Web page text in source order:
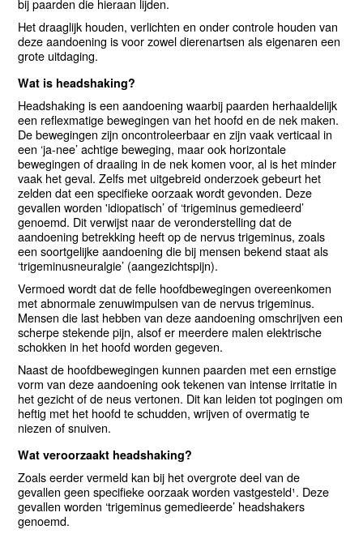
bij paarden die hieraan lijden.
Het draaglijk houden, verlichten en onder controle houden van
deze aandoening is voor zowel dierenartsen als eigenaren een
grote uitdaging.
Wat is headshaking?
Headshaking is een aandoening waarbij paarden herhaaldelijk
een reflexmatige bewegingen van het hoofd en de nek maken.
De bewegingen zijn oncontroleerbaar en zijn vaak verticaal in
een ‘ja-nee’ achtige beweging, maar ook horizontale
bewegingen of draaiing in de nek komen voor, al is het minder
vaak het geval. Zelfs met uitgebreid onderzoek gebeurt het
zelden dat een specifieke oorzaak wordt gevonden. Deze
gevallen worden 'idiopatisch’ of ‘trigeminus gemedieerd’
genoemd. Dit verwijst naar de veronderstelling dat de
aandoening betrekking heeft op de nervus trigeminus, zoals
een soortgelijke aandoening die bij mensen bekend staat als
‘trigeminusneuralgie’ (aangezichtspijn).
Vermoed wordt dat de felle hoofdbewegingen overeenkomen
met abnormale zenuwimpulsen van de nervus trigeminus.
Mensen die last hebben van deze aandoening omschrijven een
scherpe stekende pijn, alsof er meerdere malen elektrische
schokken in het hoofd worden gegeven.
Naast de hoofdbewegingen kunnen paarden met een ernstige
vorm van deze aandoening ook tekenen van intense irritatie in
het gezicht of de neus vertonen. Dit kan leiden tot pogingen om
heftig met het hoofd te schudden, wrijven of overmatig te
niezen of snuiven.
Wat veroorzaakt headshaking?
Zoals eerder vermeld kan bij het overgrote deel van de
gevallen geen specifieke oorzaak worden vastgesteld¹. Deze
gevallen worden ‘trigeminus gemedieerde’ headshakers
genoemd.